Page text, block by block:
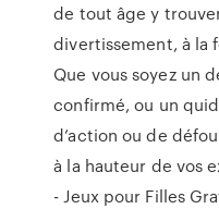
de tout âge y
divertissement, à la
Que vous soyez un
confirmé, ou un
d’action ou de
à la hauteur de vos
- Jeux pour Filles